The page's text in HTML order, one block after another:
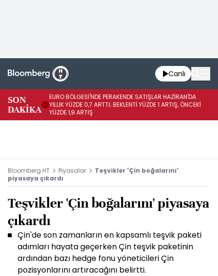
Canlı
SON
DAKİKA
EURO BÖLGESİ'NDE PERAKENDE SATIŞLAR HAZİRAN'DA
YILLIK YÜZDE 0,7 ARTTI; BEKLENTİ YÜZDE 1 ARTIŞ, ÖNCEKİ
YÜZDE 1,9 ARTIŞ
Bloomberg HT Piyasalar
Teşvikler 'Çin boğalarını'
piyasaya çıkardı
Teşvikler 'Çin boğalarını' piyasaya
çıkardı
Çin'de son zamanların en kapsamlı teşvik paketi
adımları hayata geçerken Çin teşvik paketinin
ardından bazı hedge fonu yöneticileri Çin
pozisyonlarını artıracağını belirtti.